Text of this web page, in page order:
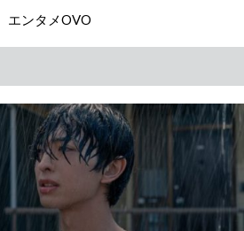
エンタメOVO